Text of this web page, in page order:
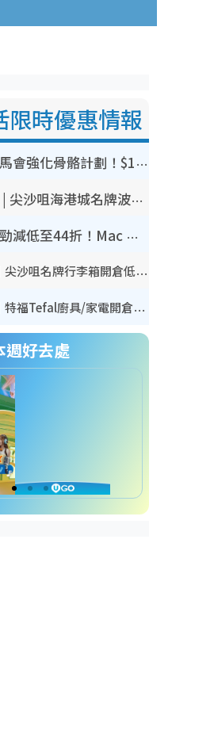
限時優惠情報
港大推賽馬會強化骨骼計劃！$100骨質密度X光檢查 完成免費運動訓練送超市禮券！附參加資格
開倉優惠 | 尖沙咀海港城名牌波鞋開倉低至1折！On鞋$899起／Joy&Peace鞋履$98起
豐澤優惠勁減低至44折！Mac mini/iPhone17Pro大減價！廚房家電$220起
開倉優惠｜尖沙咀名牌行李箱開倉低至4折！一連5日 American Tourister/ace./Hallmark $200起！
廚具開倉｜特福Tefal廚具/家電開倉低至3折！$220起買平底鍋/炒鑊/湯煲！電飯煲/吸塵機/燙斗$418起
週好去處